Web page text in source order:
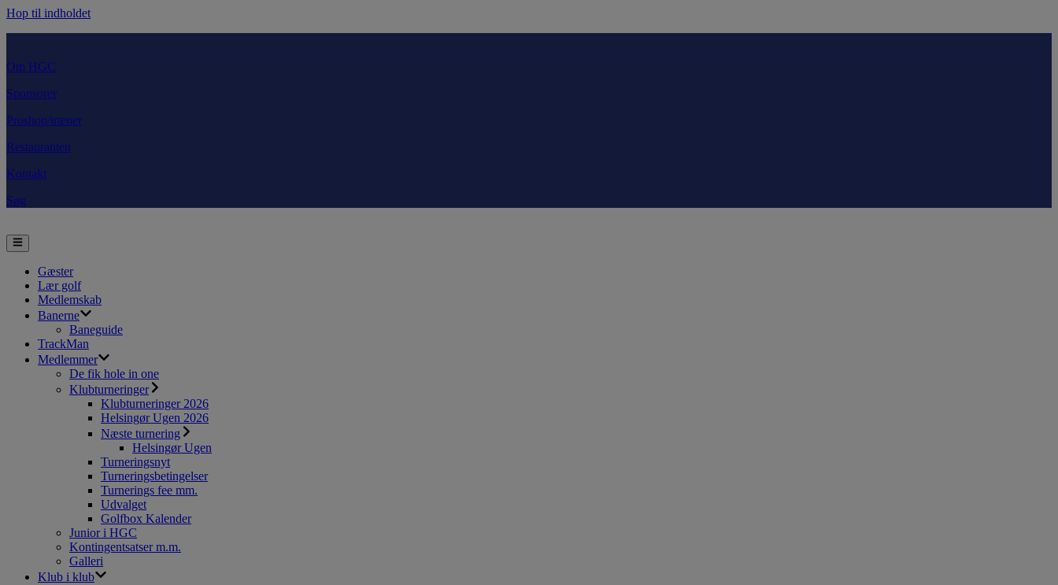
Hop til indholdet
Om HGC
Sponsorer
Proshop/træner
Restauranten
Kontakt
Søg
Gæster
Lær golf
Medlemskab
Banerne
Baneguide
TrackMan
Medlemmer
De fik hole in one
Klubturneringer
Klubturneringer 2026
Helsingør Ugen 2026
Næste turnering
Helsingør Ugen
Turneringsnyt
Turneringsbetingelser
Turnerings fee mm.
Udvalget
Golfbox Kalender
Junior i HGC
Kontingentsatser m.m.
Galleri
Klub i klub